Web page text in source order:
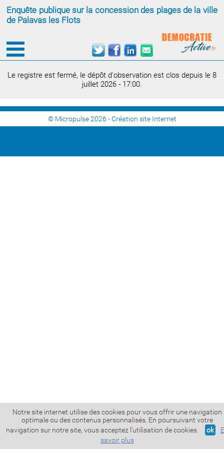
Enquête publique sur la concession des plages de la ville
de Palavas les Flots
Le registre est fermé, le dépôt d'observation est clos depuis le 8
juillet 2026 - 17:00.
© Micropulse 2026 -Création site Internet
Notre site internet utilise des cookies pour vous offrir une navigation
optimale ou des contenus personnalisés. En poursuivant votre
navigation sur notre site, vous acceptez l'utilisation de cookies.
ok
savoir plus